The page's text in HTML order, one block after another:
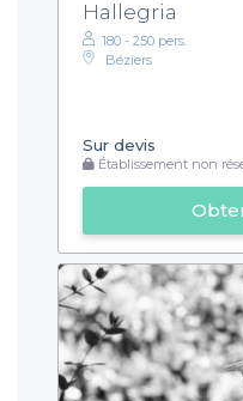
Hallegria
180 - 250 pers.
Béziers
Sur devis
Établissement non